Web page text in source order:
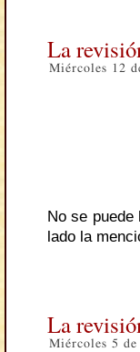
La
Miércoles 12
No se
lado la
La
Miércoles 5